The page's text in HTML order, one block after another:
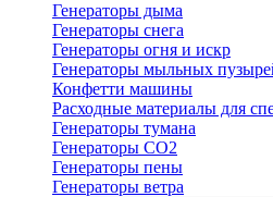
Генераторы дыма
Генераторы снега
Генераторы огня и искр
Генераторы мыльных
Конфетти машины
Расходные материалы для
Генераторы тумана
Генераторы CO2
Генераторы пены
Генераторы ветра